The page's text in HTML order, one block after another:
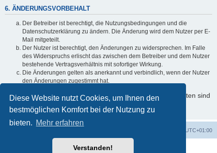
Diese Website nutzt Cookies, um Ihnen den
bestmöglichen Komfort bei der Nutzung zu
bieten. Mehr erfahren
Verstanden!
6. ÄNDERUNGSVORBEHALT
Der Betreiber ist berechtigt, die Nutzungsbedingungen und die
Datenschutzerklärung zu ändern. Die Änderung wird dem Nutzer per E-
Mail mitgeteilt.
Der Nutzer ist berechtigt, den Änderungen zu widersprechen. Im Falle
des Widerspruchs erlischt das zwischen dem Betreiber und dem Nutzer
bestehende Vertragsverhältnis mit sofortiger Wirkung.
Die Änderungen gelten als anerkannt und verbindlich, wenn der Nutzer
den Änderungen zugestimmt hat.
Informationen über den Umgang mit Ihren persönlichen Daten sind
in der Datenschutzerklärung enthalten.
UTC+01:00
Powered byphpBB® Forum Software © phpBB Limited